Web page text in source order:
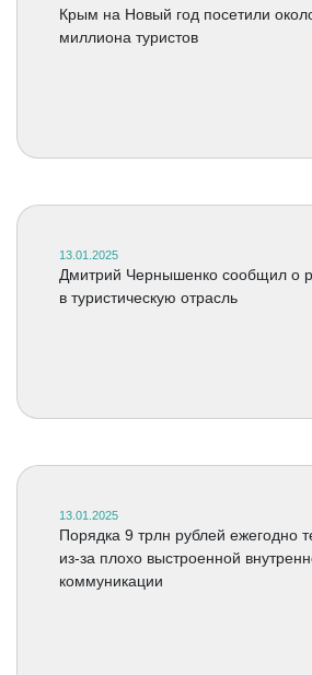
Крым на Новый год посетили
миллиона туристов
13.01.2025
Дмитрий Чернышенко сообщил о
в туристическую отрасль
13.01.2025
Порядка 9 трлн рублей ежегодно
из-за плохо выстроенной
коммуникации